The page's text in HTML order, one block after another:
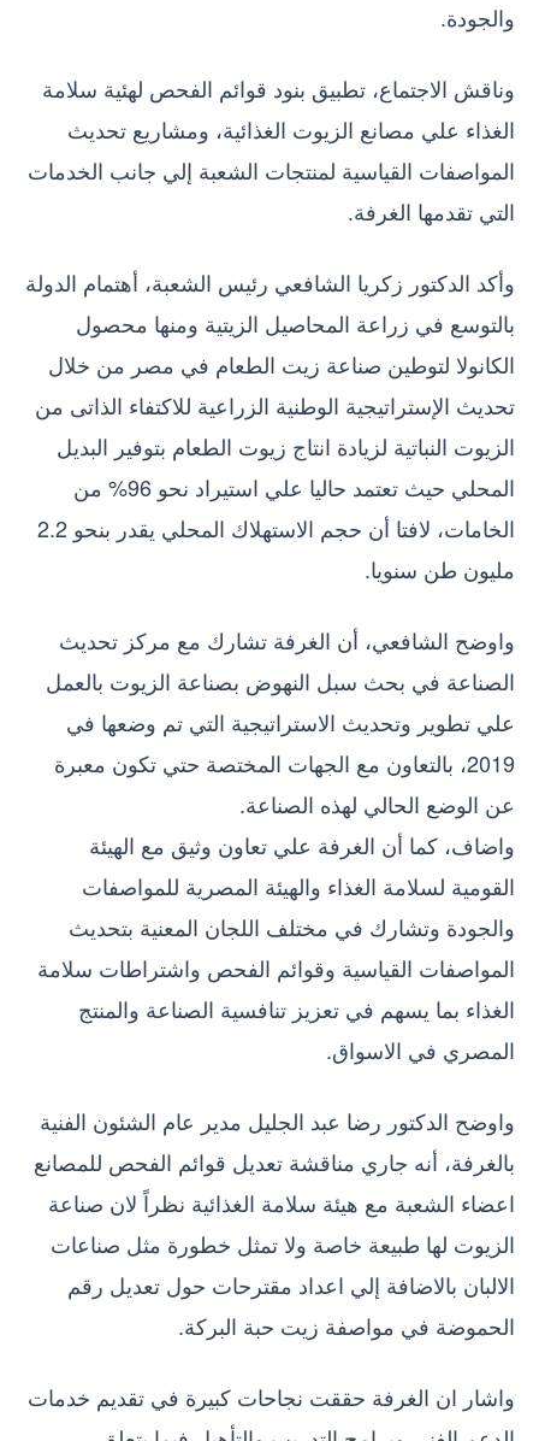
والجودة.
وناقش الاجتماع، تطبيق بنود قوائم الفحص لهئية سلامة
الغذاء علي مصانع الزيوت الغذائية، ومشاريع تحديث
المواصفات القياسية لمنتجات الشعبة إلي جانب الخدمات
التي تقدمها الغرفة.
وأكد الدكتور زكريا الشافعي رئيس الشعبة، أهتمام الدولة
بالتوسع في زراعة المحاصيل الزيتية ومنها محصول
الكانولا لتوطين صناعة زيت الطعام في مصر من خلال
تحديث الإستراتيجية الوطنية الزراعية للاكتفاء الذاتى من
الزيوت النباتية لزيادة انتاج زيوت الطعام بتوفير البديل
المحلي حيث تعتمد حاليا علي استيراد نحو 96% من
الخامات، لافتا أن حجم الاستهلاك المحلي يقدر بنحو 2.2
مليون طن سنويا.
واوضح الشافعي، أن الغرفة تشارك مع مركز تحديث
الصناعة في بحث سبل النهوض بصناعة الزيوت بالعمل
علي تطوير وتحديث الاستراتيجية التي تم وضعها في
2019، بالتعاون مع الجهات المختصة حتي تكون معبرة
عن الوضع الحالي لهذه الصناعة.
واضاف، كما أن الغرفة علي تعاون وثيق مع الهيئة
القومية لسلامة الغذاء والهيئة المصرية للمواصفات
والجودة وتشارك في مختلف اللجان المعنية بتحديث
المواصفات القياسية وقوائم الفحص واشتراطات سلامة
الغذاء بما يسهم في تعزيز تنافسية الصناعة والمنتج
المصري في الاسواق.
واوضح الدكتور رضا عبد الجليل مدير عام الشئون الفنية
بالغرفة، أنه جاري مناقشة تعديل قوائم الفحص للمصانع
اعضاء الشعبة مع هيئة سلامة الغذائية نظراً لان صناعة
الزيوت لها طبيعة خاصة ولا تمثل خطورة مثل صناعات
الالبان بالاضافة إلي اعداد مقترحات حول تعديل رقم
الحموضة في مواصفة زيت حبة البركة.
واشار ان الغرفة حققت نجاحات كبيرة في تقديم خدمات